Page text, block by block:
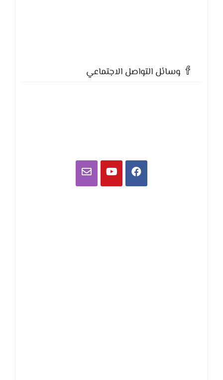
وسائل التواصل الاجتماعي